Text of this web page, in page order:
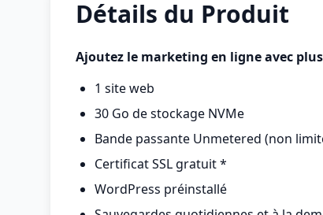
Détails du Produit
Ajoutez le marketing en ligne avec
1 site web
30 Go de stockage NVMe
Bande passante Unmetered (non
Certificat SSL gratuit *
WordPress préinstallé